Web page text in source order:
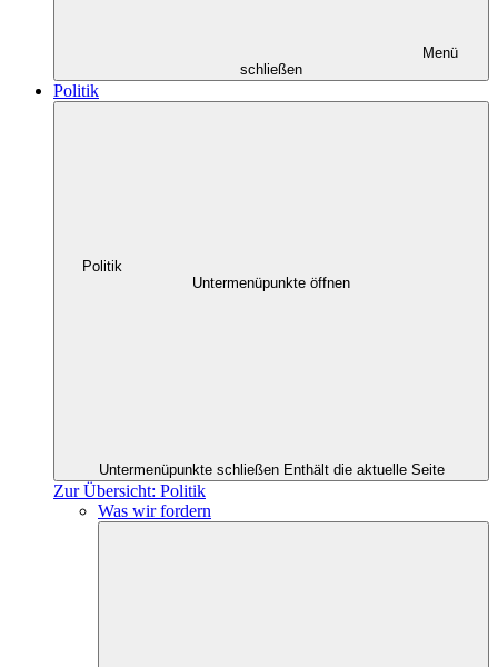
Menü
schließen
Politik
Politik
Untermenüpunkte öffnen
Untermenüpunkte schließen Enthält die aktuelle Seite
Zur Übersicht: Politik
Was wir fordern